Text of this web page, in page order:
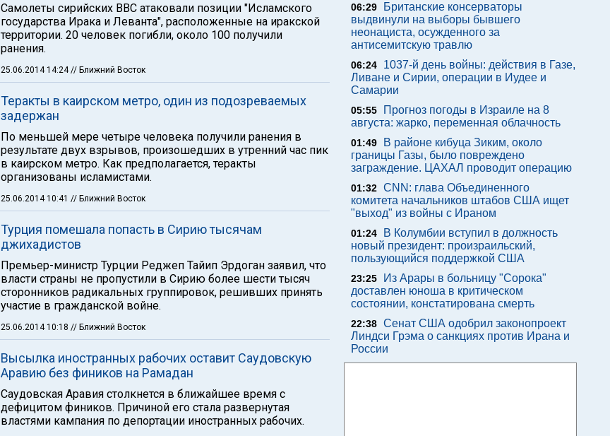
Самолеты сирийских ВВС атаковали позиции "Исламского
государства Ирака и Леванта", расположенные на иракской
территории. 20 человек погибли, около 100 получили
ранения.
25.06.2014 14:24// Ближний Восток
Теракты в каирском метро, один из подозреваемых
задержан
По меньшей мере четыре человека получили ранения в
результате двух взрывов, произошедших в утренний час пик
в каирском метро. Как предполагается, теракты
организованы исламистами.
25.06.2014 10:41 // Ближний Восток
Турция помешала попасть в Сирию тысячам
джихадистов
Премьер-министр Турции Реджеп Тайип Эрдоган заявил, что
власти страны не пропустили в Сирию более шести тысяч
сторонников радикальных группировок, решивших принять
участие в гражданской войне.
25.06.2014 10:18 // Ближний Восток
Высылка иностранных рабочих оставит Саудовскую
Аравию без фиников на Рамадан
Саудовская Аравия столкнется в ближайшее время с
дефицитом фиников. Причиной его стала развернутая
властями кампания по депортации иностранных рабочих.
06:29
Британские консерваторы
выдвинули на выборы бывшего
неонациста, осужденного за
антисемитскую травлю
06:24
1037-й день войны: действия в Газе,
Ливане и Сирии, операции в Иудее и
Самарии
05:55
Прогноз погоды в Израиле на 8
августа: жарко, переменная облачность
01:49
В районе кибуца Зиким, около
границы Газы, было повреждено
заграждение. ЦАХАЛ проводит операцию
01:32 CNN: глава Объединенного
комитета начальников штабов США ищет
"выход" из войны с Ираном
01:24
В Колумбии вступил в должность
новый президент: произраильский,
пользующийся поддержкой США
23:25
Из Арары в больницу "Сорока"
доставлен юноша в критическом
состоянии, констатирована смерть
22:38 Сенат США одобрил законопроект
Линдси Грэма о санкциях против Ирана и
России